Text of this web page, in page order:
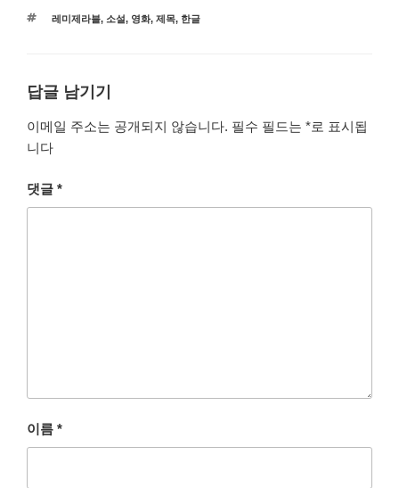
고
태
레미제라블, 소설, 영화, 제목, 한글
답글 남기기
이메일 주소는 공개되지 않습니다. 필수 필드는 *로 표시됩
니다
댓글 *
이름 *